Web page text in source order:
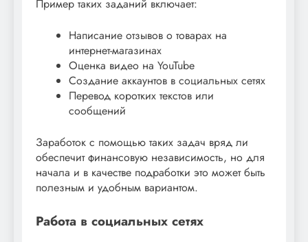
Пример таких заданий включает:
Написание отзывов о товарах на
интернет-магазинах
Оценка видео на YouTube
Создание аккаунтов в социальных сетях
Перевод коротких текстов или
сообщений
Заработок с помощью таких задач вряд ли
обеспечит финансовую независимость, но для
начала и в качестве подработки это может быть
полезным и удобным вариантом.
Работа в социальных сетях